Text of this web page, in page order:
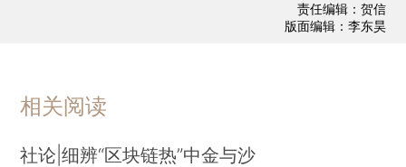
责任编辑：贺信
版面编辑：李东昊
相关阅读
社论|细辨“区块链热”中金与沙